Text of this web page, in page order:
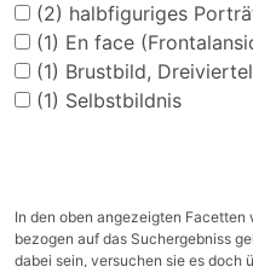
(2) halbfiguriges
(1) En face
(1) Brustbild,
(1) Selbstbildnis
In den oben angezeigten
bezogen auf das Suchergebniss
dabei sein, versuchen sie es doch